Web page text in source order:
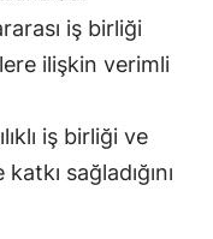
Gümüşhane
Hatay
Isparta
iş birliği
ilişkin verimli
iş birliği ve
sağladığını